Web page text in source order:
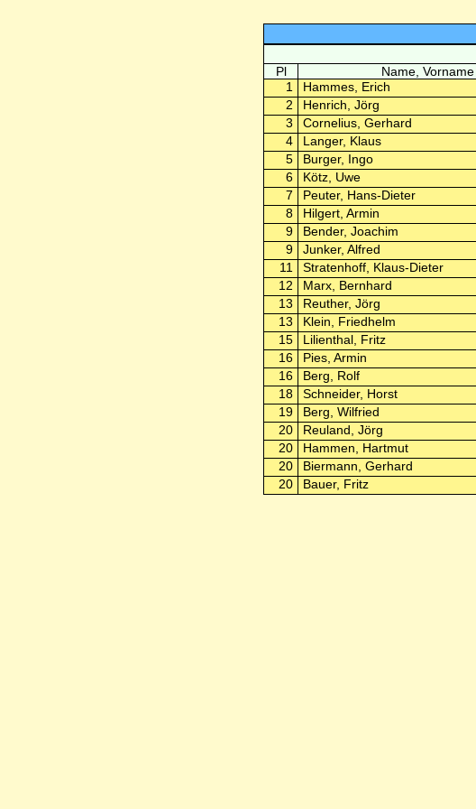
Pl Name, Vorname
1
Hammes, Erich
2
Henrich, Jörg
3
Cornelius, Gerhard
4
Langer, Klaus
5
Burger, Ingo
6
Kötz, Uwe
7
Peuter, Hans-Dieter
8
Hilgert, Armin
9
Bender, Joachim
9
Junker, Alfred
11
Stratenhoff, Klaus-Dieter
12
Marx, Bernhard
13
Reuther, Jörg
13
Klein, Friedhelm
15
Lilienthal, Fritz
16
Pies, Armin
16
Berg, Rolf
18
Schneider, Horst
19
Berg, Wilfried
20
Reuland, Jörg
20
Hammen, Hartmut
20
Biermann, Gerhard
20
Bauer, Fritz